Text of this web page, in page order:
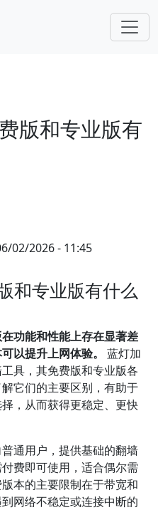
版和专业版有
02/2026 - 11:45
和专业版有什么
功能和性能上存在显著差
以提升上网体验。
蓝灯加
具，其免费版和专业版各
它们的主要区别，有助于
，从而获得更稳定、更快
通用户，提供基础的翻墙
费即可使用，适合偶尔需
本的主要限制在于带宽和
网络不稳定或连接中断的